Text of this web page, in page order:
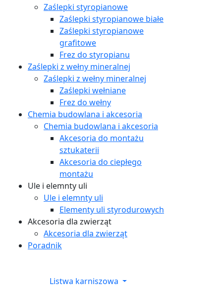
Zaślepki styropianowe
Zaślepki styropianowe białe
Zaślepki styropianowe
grafitowe
Frez do styropianu
Zaślepki z wełny mineralnej
Zaślepki z wełny mineralnej
Zaślepki wełniane
Frez do wełny
Chemia budowlana i akcesoria
Chemia budowlana i akcesoria
Akcesoria do montażu
sztukaterii
Akcesoria do ciepłego
montażu
Ule i elemnty uli
Ule i elemnty uli
Elementy uli styrodurowych
Akcesoria dla zwierząt
Akcesoria dla zwierząt
Poradnik
Listwa karniszowa